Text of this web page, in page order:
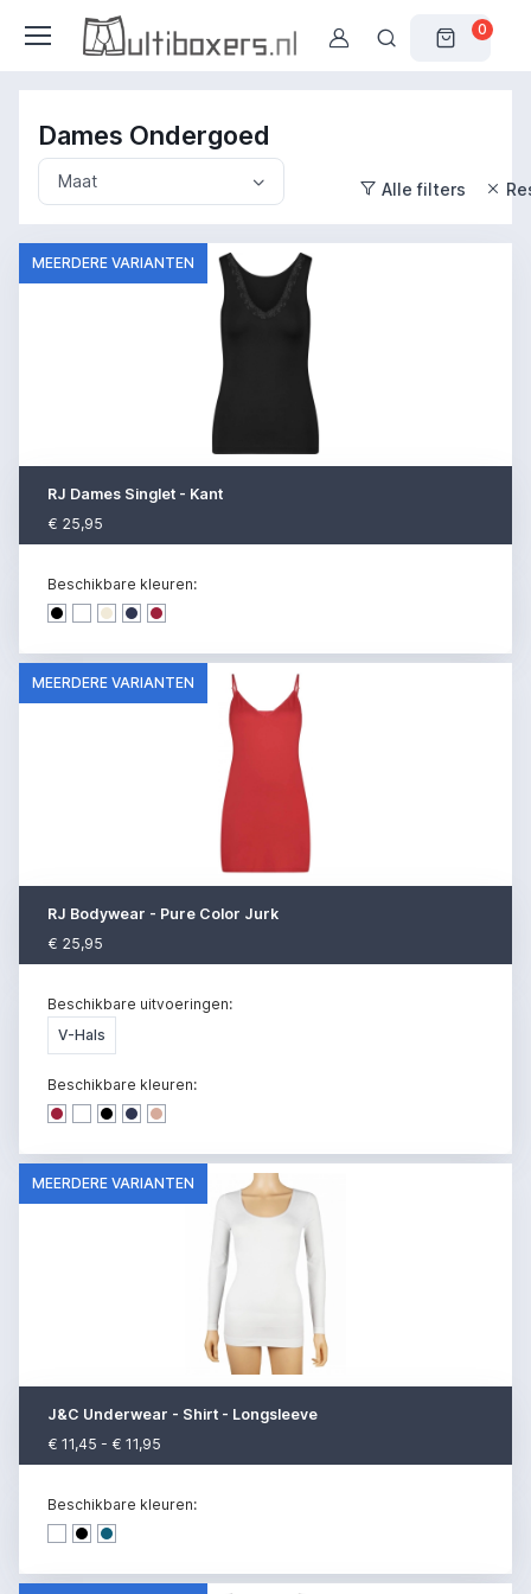
0
Dames Ondergoed
Maat Alle filters
MEERDERE VARIANTEN
RJ Dames Singlet - Kant
€ 25,95
Beschikbare kleuren:
Dark denim
Dark denim
Dark denim
Dark denim
Dark denim
MEERDERE VARIANTEN
RJ Bodywear - Pure Color Jurk
€ 25,95
Beschikbare uitvoeringen:
V-Hals
Beschikbare kleuren:
Dark denim
Dark denim
Dark denim
Dark denim
Dark denim
MEERDERE VARIANTEN
J&C Underwear - Shirt - Longsleeve
€ 11,45 - € 11,95
Beschikbare kleuren:
Dark denim
Dark denim
Dark denim